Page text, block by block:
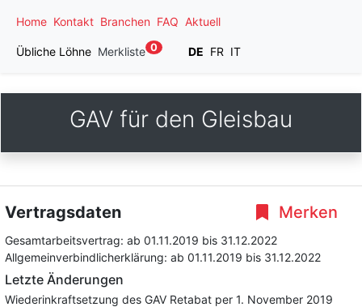
Home Kontakt Branchen FAQ Aktuell
Übliche Löhne Merkliste 0 DE FR IT
GAV für den Gleisbau
Merken
Vertragsdaten
Gesamtarbeitsvertrag: ab 01.11.2019 bis 31.12.2022
Allgemeinverbindlicherklärung: ab 01.11.2019 bis 31.12.2022
Letzte Änderungen
Wiederinkraftsetzung des GAV Retabat per 1. November 2019